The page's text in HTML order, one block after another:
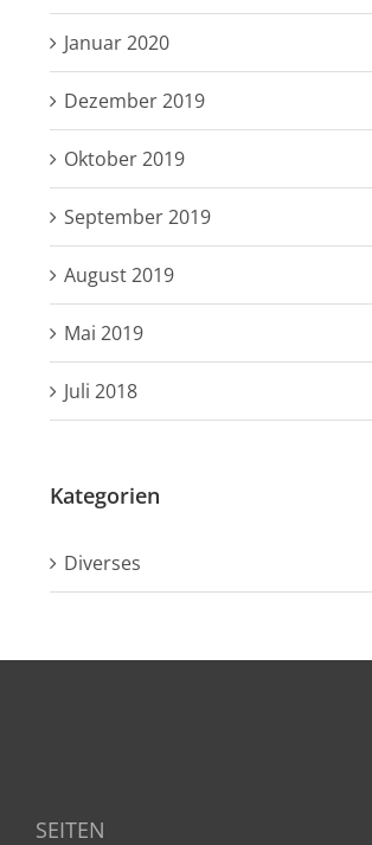
Januar 2020
Dezember 2019
Oktober 2019
September 2019
August 2019
Mai 2019
Juli 2018
Kategorien
Diverses
SEITEN